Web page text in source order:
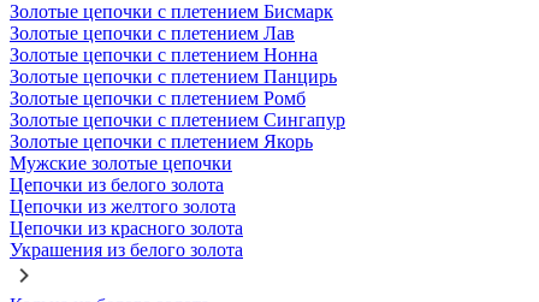
Золотые цепочки с плетением Бисмарк
Золотые цепочки с плетением Лав
Золотые цепочки с плетением Нонна
Золотые цепочки с плетением Панцирь
Золотые цепочки с плетением Ромб
Золотые цепочки с плетением Сингапур
Золотые цепочки с плетением Якорь
Мужские золотые цепочки
Цепочки из белого золота
Цепочки из желтого золота
Цепочки из красного золота
Украшения из белого золота